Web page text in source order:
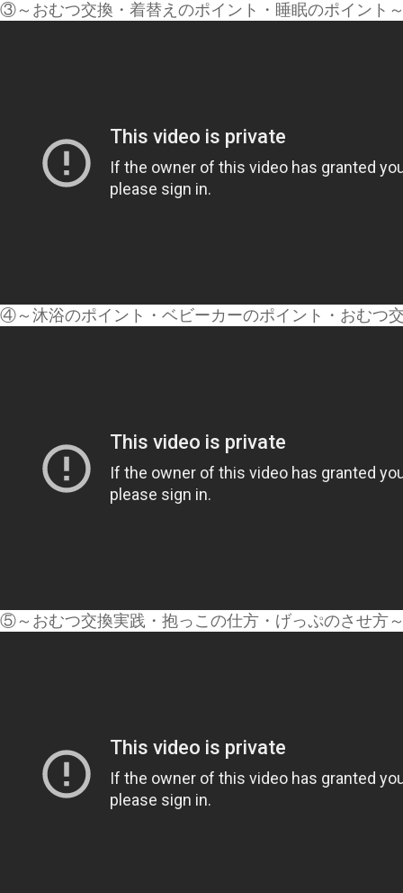
③～おむつ交換・着替えのポイント・睡眠のポイント
④～沐浴のポイント・ベビーカーのポイント・おむつ
⑤～おむつ交換実践・抱っこの仕方・げっぷのさせ方